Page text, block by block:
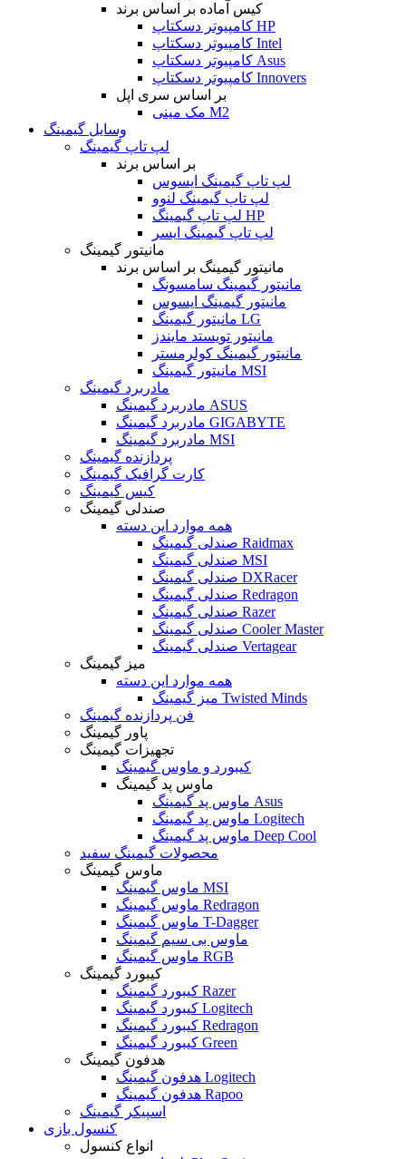
کیس آماده بر اساس برند
کامپیوتر دسکتاپ HP
کامپیوتر دسکتاپ Intel
کامپیوتر دسکتاپ Asus
کامپیوتر دسکتاپ Innovers
بر اساس سری اپل
مک مینی M2
وسایل گیمینگ
لپ تاپ گیمینگ
بر اساس برند
لپ تاپ گیمینگ ایسوس
لپ تاپ گیمینگ لنوو
لپ تاپ گیمینگ HP
لپ تاپ گیمینگ ایسر
مانیتور گیمینگ
مانیتور گیمینگ بر اساس برند
مانیتور گیمینگ سامسونگ
مانیتور گیمینگ ایسوس
مانیتور گیمینگ LG
مانیتور تویستد مایندز
مانیتور گیمینگ کولرمستر
مانیتور گیمینگ MSI
مادربرد گیمینگ
مادربرد گیمینگ ASUS
مادربرد گیمینگ GIGABYTE
مادربرد گیمینگ MSI
پردازنده گیمینگ
کارت گرافیک گیمینگ
کیس گیمینگ
صندلی گیمینگ
همه موارد این دسته
صندلی گیمینگ Raidmax
صندلی گیمینگ MSI
صندلی گیمینگ DXRacer
صندلی گیمینگ Redragon
صندلی گیمینگ Razer
صندلی گیمینگ Cooler Master
صندلی گیمینگ Vertagear
میز گیمینگ
همه موارد این دسته
میز گیمینگ Twisted Minds
فن پردازنده گیمینگ
پاور گیمینگ
تجهیزات گیمینگ
کیبورد و ماوس گیمینگ
ماوس پد گیمینگ
ماوس پد گیمینگ Asus
ماوس پد گیمینگ Logitech
ماوس پد گیمینگ Deep Cool
محصولات گیمینگ سفید
ماوس گیمینگ
ماوس گیمینگ MSI
ماوس گیمینگ Redragon
ماوس گیمینگ T-Dagger
ماوس بی سیم گیمینگ
ماوس گیمینگ RGB
کیبورد گیمینگ
کیبورد گیمینگ Razer
کیبورد گیمینگ Logitech
کیبورد گیمینگ Redragon
کیبورد گیمینگ Green
هدفون گیمینگ
هدفون گیمینگ Logitech
هدفون گیمینگ Rapoo
اسپیکر گیمینگ
کنسول بازی
انواع کنسول